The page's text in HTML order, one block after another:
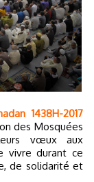
1438H-2017
des Mosquées
vœux aux
vivre durant ce
de solidarité et